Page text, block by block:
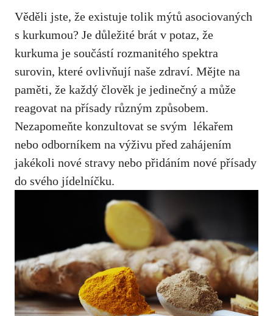
Věděli jste, že existuje ⁢tolik mýtů asociovaných
‍s kurkumou? Je důležité brát v potaz,⁢ že
⁣kurkuma je součástí rozmanitého spektra
surovin, ‍které ovlivňují naše zdraví. Mějte na
paměti, že každý člověk⁤ je jedinečný‍ a může
⁣reagovat na přísady různým způsobem.
⁤Nezapomeňte konzultovat se svým ⁤ lékařem
nebo odborníkem na⁢ výživu před zahájením
jakékoli⁢ nové stravy nebo přidáním nové přísady‌
do svého jídelníčku.